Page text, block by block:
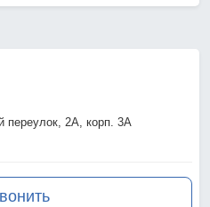
переулок, 2А, корп. 3А